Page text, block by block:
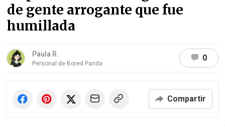
de gente arrogante que fue
humillada
Paula R.
Personal de Bored Panda
0
Compartir